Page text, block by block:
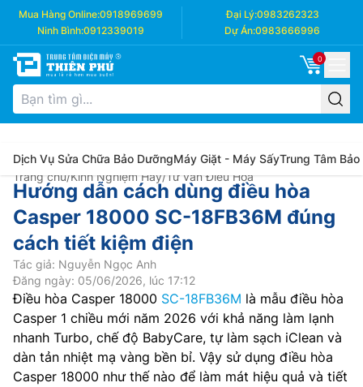
Mua Hàng Online:0918969699 Đại Lý:0983262323
Ninh Bình:0912339019 Dự Án:0983666996
0
Dịch Vụ Sửa Chữa Bảo DưỡngMáy Giặt - Máy SấyTrung Tâm Bảo
Trang chủ/Kinh Nghiệm Hay/Tư vấn Điều Hòa
Hướng dẫn cách dùng điều hòa
Casper 18000 SC-18FB36M đúng
cách tiết kiệm điện
Tác giả: Nguyễn Ngọc Anh
Đăng ngày: 05/06/2026, lúc 17:12
Điều hòa Casper 18000 SC-18FB36M là mẫu điều hòa
Casper 1 chiều mới năm 2026 với khả năng làm lạnh
nhanh Turbo, chế độ BabyCare, tự làm sạch iClean và
dàn tản nhiệt mạ vàng bền bỉ. Vậy sử dụng điều hòa
Casper 18000 như thế nào để làm mát hiệu quả và tiết